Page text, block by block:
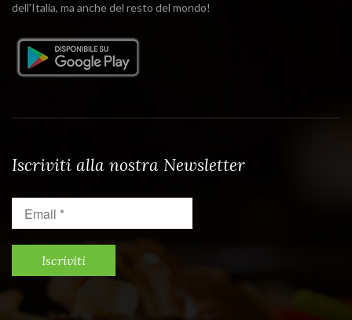
dell'Italia, ma anche del resto del mondo!
Iscriviti alla nostra Newsletter